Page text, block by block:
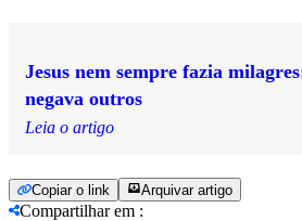
Jesus nem sempre fazia
negava outros
Leia o artigo
Copiar o link Arquivar artigo
Compartilhar em :